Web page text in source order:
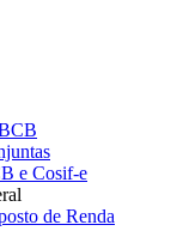
e Cosif-e
de Renda